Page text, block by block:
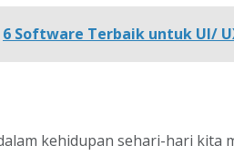
6 Software Terbaik untuk UI/
kehidupan sehari-hari kita